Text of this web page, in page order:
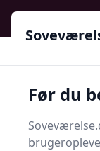
Søg nu
Søg nu
Før du